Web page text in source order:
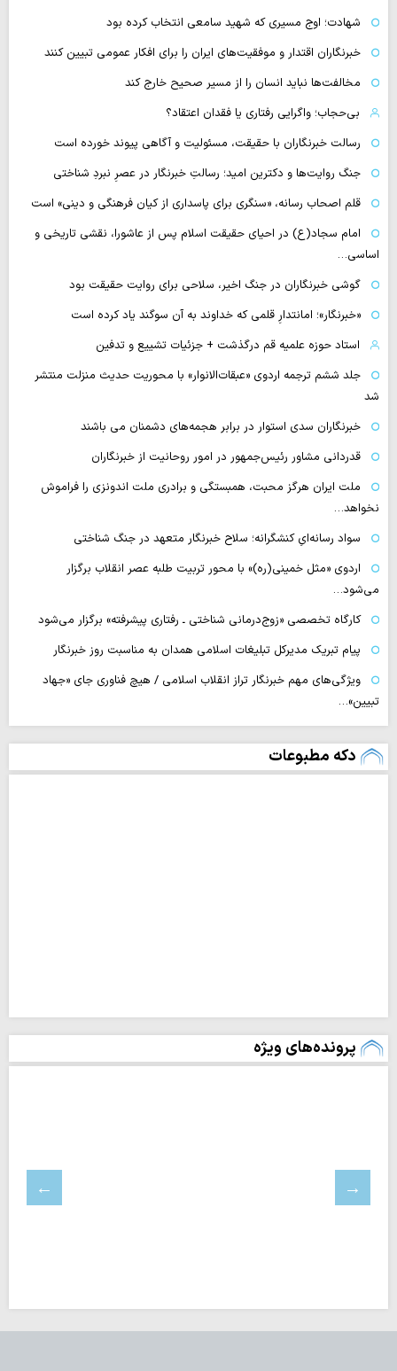
شهادت؛ اوج مسیری که شهید سامعی انتخاب کرده بود
خبرنگاران اقتدار و موفقیت‌های ایران را برای افکار عمومی تبیین کنند
مخالفت‌ها نباید انسان را از مسیر صحیح خارج کند
بی‌حجاب؛ واگرایی رفتاری یا فقدان اعتقاد؟
رسالت خبرنگاران با حقیقت، مسئولیت و آگاهی پیوند خورده است
جنگ روایت‌ها و دکترین امید؛ رسالتِ خبرنگار در عصرِ نبردِ شناختی
قلم اصحاب رسانه، «سنگری برای پاسداری از کیان فرهنگی و دینی» است
امام سجاد(ع) در احیای حقیقت اسلام پس از عاشورا، نقشی تاریخی و
اساسی…
گوشی خبرنگاران در جنگ اخیر، سلاحی برای روایت حقیقت بود
«خبرنگار»؛ امانتدارِ قلمی که خداوند به آن سوگند یاد کرده است
استاد حوزه علمیه قم درگذشت + جزئیات تشییع و تدفین
جلد ششم ترجمه اردوی «عبقات‌الانوار» با محوریت حدیث منزلت منتشر
شد
خبرنگاران سدی استوار در برابر هجمه‌های دشمنان می باشند
قدردانی مشاور رئیس‌جمهور در امور روحانیت از خبرنگاران
ملت ایران هرگز محبت، همبستگی و برادری ملت اندونزی را فراموش
نخواهد…
سواد رسانه‌ایِ کنشگرانه؛ سلاح خبرنگار متعهد در جنگ شناختی
اردوی «مثل خمینی(ره)» با محور تربیت طلبه عصر انقلاب برگزار
می‌شود…
کارگاه تخصصی «زوج‌درمانی شناختی ـ رفتاری پیشرفته» برگزار می‌شود
پیام تبریک مدیرکل تبلیغات اسلامی همدان به مناسبت روز خبرنگار
ویژگی‌های مهم خبرنگار تراز انقلاب اسلامی / هیچ فناوری‌ جای «جهاد
تبیین»…
دکه مطبوعات
پرونده‌های ویژه